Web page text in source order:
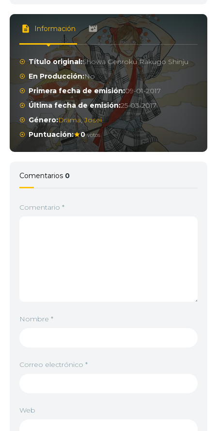
Información
Título original:Showa Genroku Rakugo Shinju
En Producción:No
Primera fecha de emisión:09-01-2017
Última fecha de emisión:25-03-2017
Género:Drama,Josei
Puntuación:
0 votos
Comentarios 0
Comentario *
Nombre *
Correo electrónico *
Web